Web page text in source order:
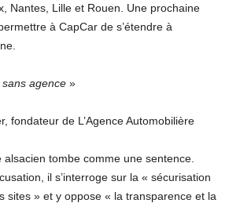
Nantes, Lille et Rouen. Une prochaine
à CapCar de s’étendre à
agence »
fondateur de L’Agence Automobilière
alsacien tombe comme une sentence.
il s’interroge sur la « sécurisation
sites » et y oppose « la transparence et la